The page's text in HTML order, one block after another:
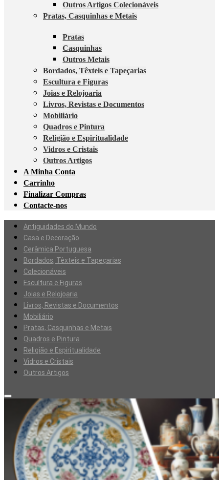
Outros Artigos Colecionáveis
Pratas, Casquinhas e Metais
Pratas
Casquinhas
Outros Metais
Bordados, Têxteis e Tapeçarias
Escultura e Figuras
Joias e Relojoaria
Livros, Revistas e Documentos
Mobiliário
Quadros e Pintura
Religião e Espiritualidade
Vidros e Cristais
Outros Artigos
A Minha Conta
Carrinho
Finalizar Compras
Contacte-nos
Antiguidades do Mundo
Casa e Decoração
Cerâmica Portuguesa
Bordados, Têxteis e Tapeçarias
Colecionáveis
Escultura e Figuras
Joias e Relojoaria
Livros, Revistas e Documentos
Mobiliário
Pratas, Casquinhas e Metais
Quadros e Pintura
Religião e Espiritualidade
Vidros e Cristais
Outros Artigos